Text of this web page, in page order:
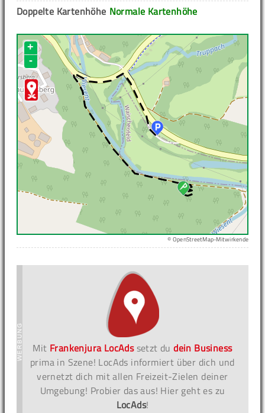
Normale Kartenhöhe
Doppelte Kartenhöhe
+
-
© OpenStreetMap-Mitwirkende
Mit Frankenjura LocAdssetzt dudein Business
prima in Szene! LocAds informiert über dich und
vernetzt dich mit allen Freizeit-Zielen deiner
Umgebung! Probier das aus! Hier geht es zu
LocAds!